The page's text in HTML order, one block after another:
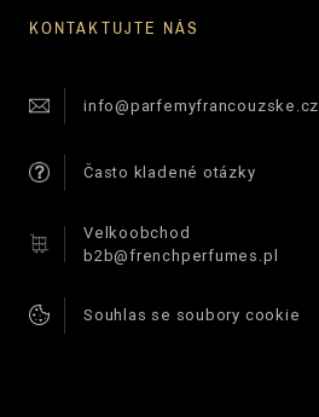
KONTAKTUJTE NÁS
info@parfemyfrancouzske.cz
Často kladené otázky
Velkoobchod
b2b@frenchperfumes.pl
Souhlas se soubory cookie